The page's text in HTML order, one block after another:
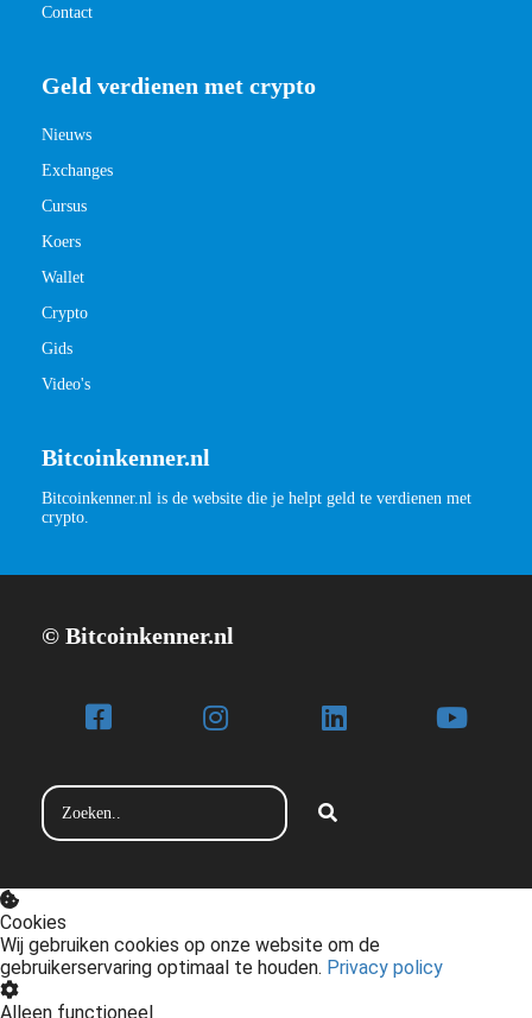
Contact
Geld verdienen met crypto
Nieuws
Exchanges
Cursus
Koers
Wallet
Crypto
Gids
Video's
Bitcoinkenner.nl
Bitcoinkenner.nl is de website die je helpt geld te verdienen met
crypto.
© Bitcoinkenner.nl
Cookies
Wij gebruiken cookies op onze website om de
gebruikerservaring optimaal te houden. Privacy policy
Alleen functioneel